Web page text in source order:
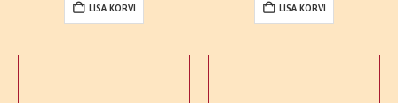
LISA KORVI LISA KORVI